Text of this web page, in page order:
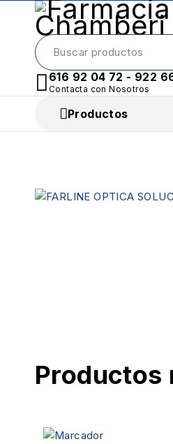
616 92 04 72 - 922
Contacta con Nosotros
Productos
Productos